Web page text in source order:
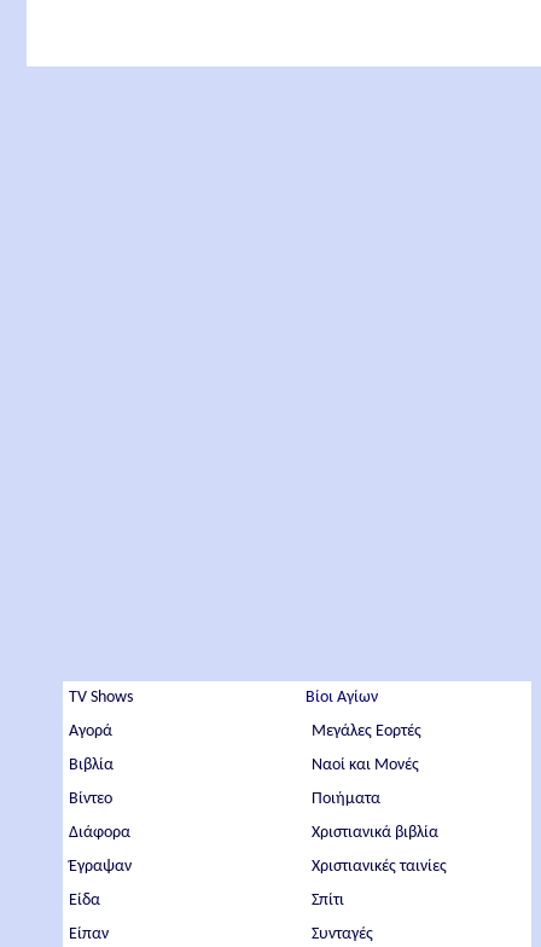
TV Shows
Αγορά
Βιβλία
Βίντεο
Διάφορα
Έγραψαν
Είδα
Είπαν
Βίοι Αγίων
Μεγάλες Εορτές
Ναοί και Μονές
Ποιήματα
Χριστιανικά βιβλία
Χριστιανικές ταινίες
Σπίτι
Συνταγές